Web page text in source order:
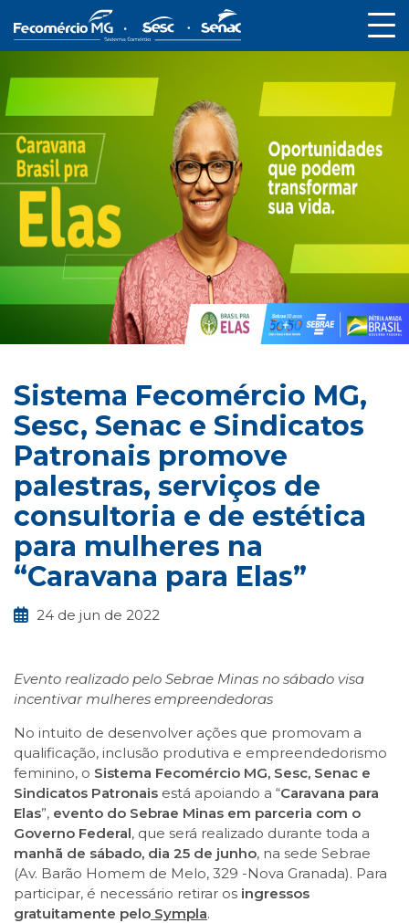
Sistema Fecomércio MG,
Sesc, Senac e Sindicatos
Patronais promove
palestras, serviços de
consultoria e de estética
para mulheres na
“Caravana para Elas”
24 de jun de 2022
Evento realizado pelo Sebrae Minas no sábado visa
incentivar mulheres empreendedoras
No intuito de desenvolver ações que promovam a
qualificação, inclusão produtiva e empreendedorismo
feminino, o Sistema Fecomércio MG, Sesc, Senac e
Sindicatos Patronais está apoiando a “Caravana para
Elas”, evento do Sebrae Minas em parceria com o
Governo Federal, que será realizado durante toda a
manhã de sábado, dia 25 de junho, na sede Sebrae
(Av. Barão Homem de Melo, 329 -Nova Granada). Para
participar, é necessário retirar os ingressos
gratuitamente pelo Sympla.